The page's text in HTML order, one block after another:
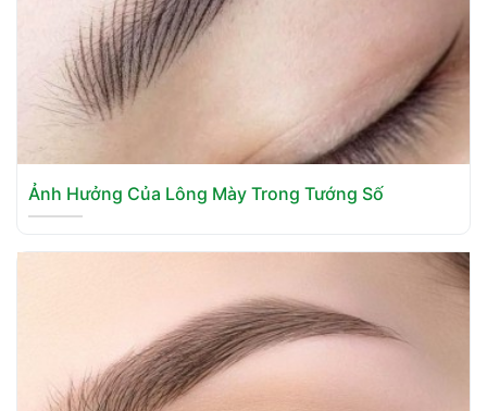
Ảnh Hưởng Của Lông Mày Trong Tướng Số